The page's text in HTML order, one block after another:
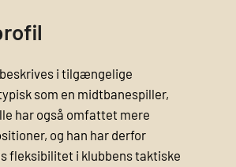
i tilgængelige
som en midtbanespiller,
har også omfattet mere
og han har derfor
fleksibilitet i klubbens taktiske